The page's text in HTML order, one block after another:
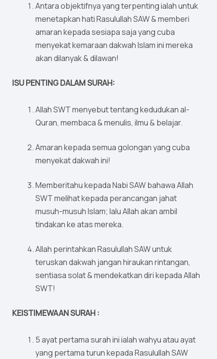
Antara objektifnya yang terpenting ialah untuk
menetapkan hati Rasulullah SAW & memberi
amaran kepada sesiapa saja yang cuba
menyekat kemaraan dakwah Islam ini mereka
akan dilanyak & dilawan!
ISU PENTING DALAM SURAH:
Allah SWT menyebut tentang kedudukan al-
Quran, membaca & menulis, ilmu & belajar.
Amaran kepada semua golongan yang cuba
menyekat dakwah ini!
Memberitahu kepada Nabi SAW bahawa Allah
SWT melihat kepada perancangan jahat
musuh-musuh Islam; lalu Allah akan ambil
tindakan ke atas mereka.
Allah perintahkan Rasulullah SAW untuk
teruskan dakwah jangan hiraukan rintangan,
sentiasa solat & mendekatkan diri kepada Allah
SWT!
KEISTIMEWAAN SURAH :
5 ayat pertama surah ini ialah wahyu atau ayat
yang pertama turun kepada Rasulullah SAW